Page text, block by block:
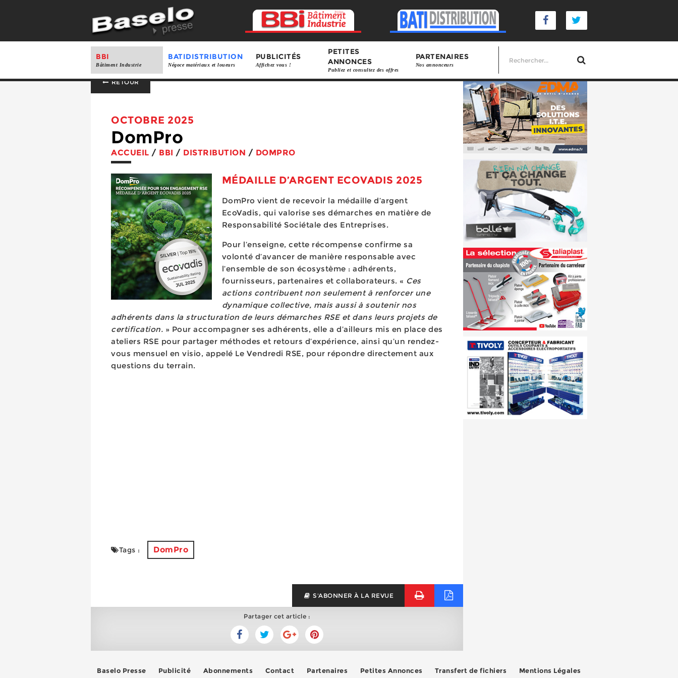
BBI
Bâtiment Industrie
BATIDISTRIBUTION
Négoce matériaux et loueurs
PUBLICITÉS
Affichez vous !
PETITES
ANNONCES
Publiez et consultez des offres
PARTENAIRES
Nos annonceurs
RETOUR
OCTOBRE 2025
DomPro
ACCUEIL / BBI / DISTRIBUTION / DOMPRO
MÉDAILLE D’ARGENT ECOVADIS 2025
DomPro vient de recevoir la médaille d’argent
EcoVadis, qui valorise ses démarches en matière de
Responsabilité Sociétale des Entreprises.
Pour l’enseigne, cette récompense confirme sa
volonté d’avancer de manière responsable avec
l’ensemble de son écosystème : adhérents,
fournisseurs, partenaires et collaborateurs. « Ces
actions contribuent non seulement à renforcer une
dynamique collective, mais aussi à soutenir nos
adhérents dans la structuration de leurs démarches RSE et dans leurs projets de
certification. » Pour accompagner ses adhérents, elle a d’ailleurs mis en place des
ateliers RSE pour partager méthodes et retours d’expérience, ainsi qu’un rendez-
vous mensuel en visio, appelé Le Vendredi RSE, pour répondre directement aux
questions du terrain.
Tags : DomPro
S'ABONNER À LA REVUE
Partager cet article :
Baselo Presse Publicité Abonnements Contact Partenaires Petites Annonces Transfert de fichiers Mentions Légales